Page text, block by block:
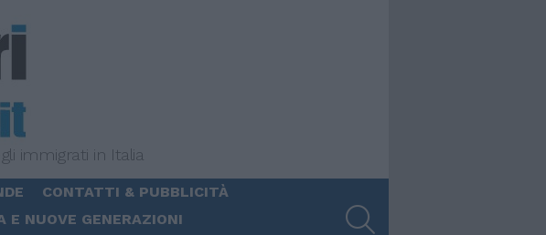
immigrati in Italia
CONTATTI & PUBBLICITÀ
E NUOVE GENERAZIONI